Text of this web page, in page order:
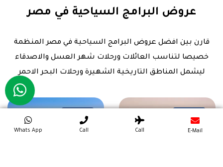
عروض البرامج السياحية في مصر
قارن بين افضل عروض البرامج السياحية في مصر المنظمة
خصيصا لتناسب العائلات ورحلات شهر العسل والاصدقاء
ليشمل المناطق التاريخية الشهيرة ورحلات البحر الاحمر
مميزة مميزة Whats App Call Call E-Mail